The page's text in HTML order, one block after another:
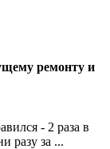
ремонту и
- 2 раза в
разу за ...